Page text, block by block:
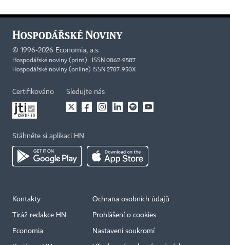
© 1996-2026 Economia, a.s.
Hospodářské noviny (print) ISSN 0862-9587
Hospodářské noviny (online) ISSN 2787-950X
Certifikováno Sledujte nás
Stáhněte si aplikaci HN
Kontakty
Tiráž redakce HN
Economia
Ochrana osobních údajů
Prohlášení o cookies
Nastavení soukromí